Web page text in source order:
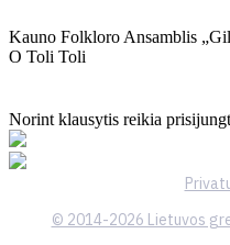
Kauno Folkloro Ansamblis
O Toli Toli
Norint klausytis reikia
© 2014-2026 Lietuvos